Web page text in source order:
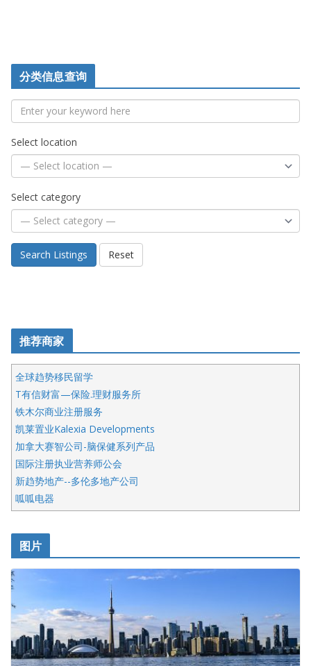
分类信息查询
Select location
Select category
Search Listings Reset
推荐商家
全球趋势移民留学
T有信财富—保险.理财服务所
铁木尔商业注册服务
凯莱置业Kalexia Developments
加拿大赛智公司-脑保健系列产品
国际注册执业营养师公会
新趋势地产--多伦多地产公司
呱呱电器
开明车行KS CAR SALES & SERVICE
皇后金融集团
铁木尔商业注册服务
图片